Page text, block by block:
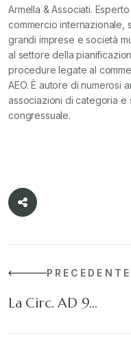
Armella & Associati.
commercio internazionale,
grandi imprese e società
al settore della
procedure legate al
AEO. È autore di numerosi
associazioni di categoria e
congressuale.
PRECEDENTE
La Circ. AD 9…